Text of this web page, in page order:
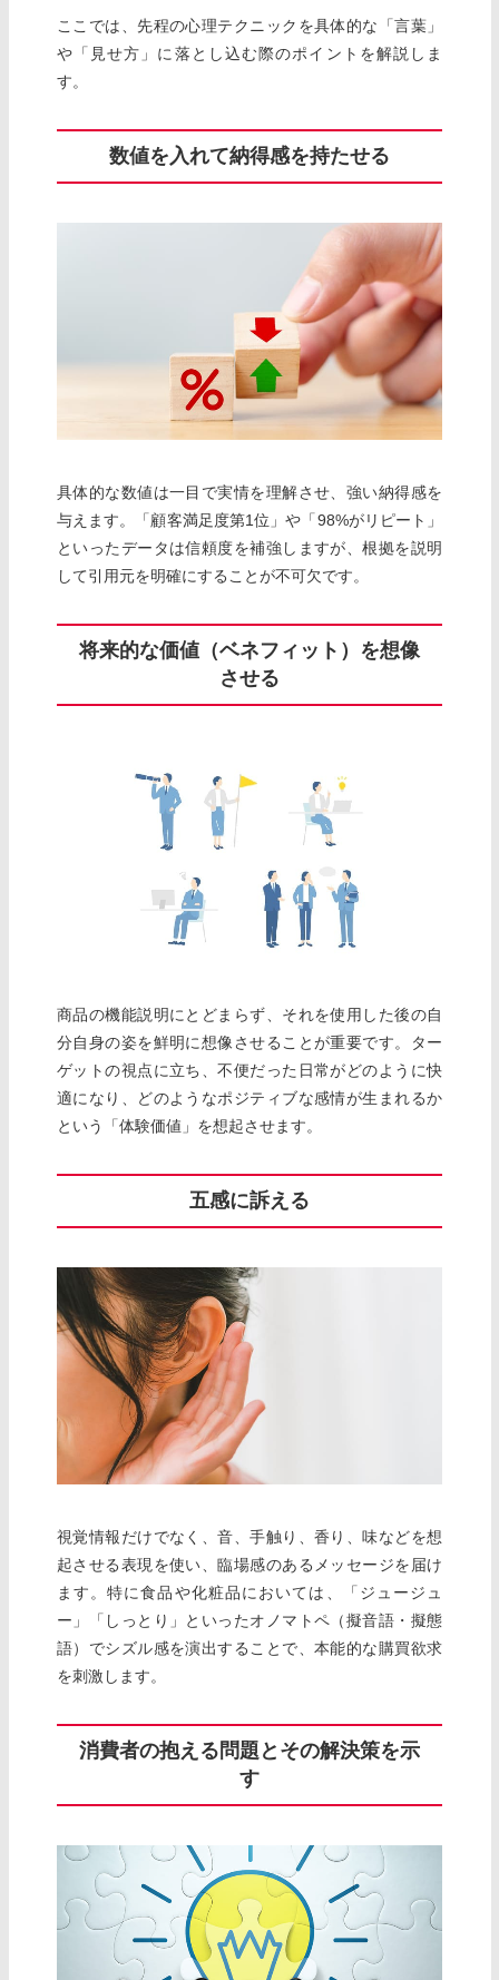
ここでは、先程の心理テクニックを具体的な「言葉」
や「見せ方」に落とし込む際のポイントを解説しま
す。
数値を入れて納得感を持たせる
具体的な数値は一目で実情を理解させ、強い納得感を
与えます。「顧客満足度第1位」や「98%がリピート」
といったデータは信頼度を補強しますが、根拠を説明
して引用元を明確にすることが不可欠です。
将来的な価値（ベネフィット）を想像
させる
商品の機能説明にとどまらず、それを使用した後の自
分自身の姿を鮮明に想像させることが重要です。ター
ゲットの視点に立ち、不便だった日常がどのように快
適になり、どのようなポジティブな感情が生まれるか
という「体験価値」を想起させます。
五感に訴える
視覚情報だけでなく、音、手触り、香り、味などを想
起させる表現を使い、臨場感のあるメッセージを届け
ます。特に食品や化粧品においては、「ジュージュ
ー」「しっとり」といったオノマトペ（擬音語・擬態
語）でシズル感を演出することで、本能的な購買欲求
を刺激します。
消費者の抱える問題とその解決策を示
す